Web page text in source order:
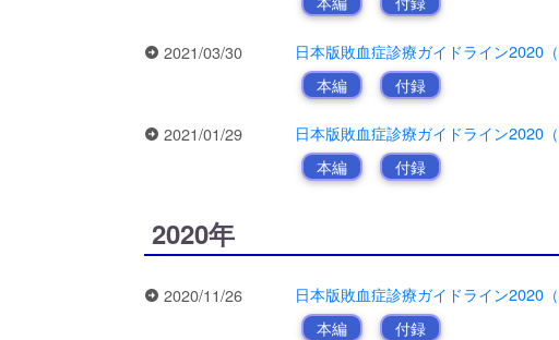
2021/03/30
日本版敗血症診療ガイドライン
本編
付録
2021/01/29
日本版敗血症診療ガイドライン
本編
付録
2020年
2020/11/26
日本版敗血症診療ガイドライン
本編
付録